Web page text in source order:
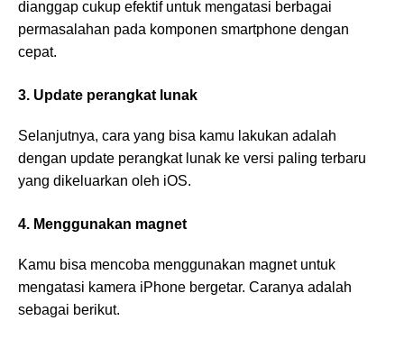
dianggap cukup efektif untuk mengatasi berbagai
permasalahan pada komponen smartphone dengan
cepat.
3. Update perangkat lunak
Selanjutnya, cara yang bisa kamu lakukan adalah
dengan update perangkat lunak ke versi paling terbaru
yang dikeluarkan oleh iOS.
4. Menggunakan magnet
Kamu bisa mencoba menggunakan magnet untuk
mengatasi kamera iPhone bergetar. Caranya adalah
sebagai berikut.